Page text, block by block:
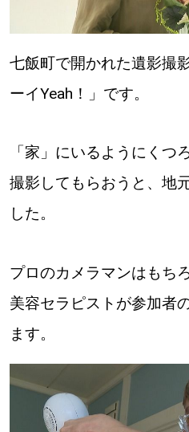
プライバシーポ
七飯町で開かれた遺影撮
ーイYeah！」です。
「家」にいるようにくつ
撮影してもらおうと、地
した。
プロのカメラマンはもち
美容セラピストが参加者
ます。